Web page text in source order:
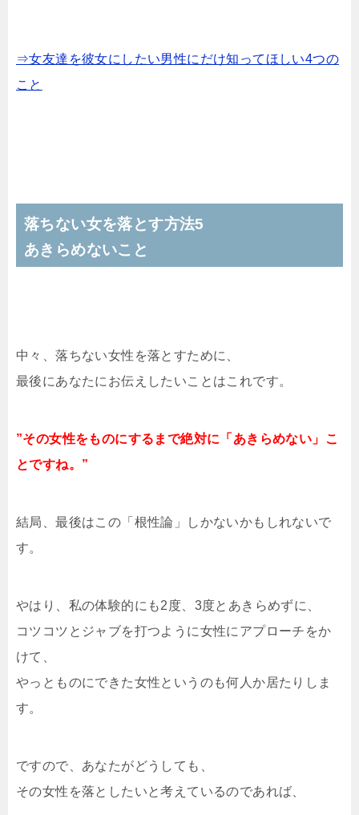
⇒女友達を彼女にしたい男性にだけ知ってほしい4つの
こと
落ちない女を落とす方法5
あきらめないこと
中々、落ちない女性を落とすために、
最後にあなたにお伝えしたいことはこれです。
”その女性をものにするまで絶対に「あきらめない」こ
とですね。”
結局、最後はこの「根性論」しかないかもしれないで
す。
やはり、私の体験的にも2度、3度とあきらめずに、
コツコツとジャブを打つように女性にアプローチをか
けて、
やっとものにできた女性というのも何人か居たりしま
す。
ですので、あなたがどうしても、
その女性を落としたいと考えているのであれば、